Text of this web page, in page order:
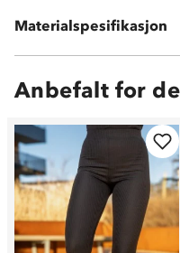
Materialspesifikasjon
100 % polyester
Anbefalt for